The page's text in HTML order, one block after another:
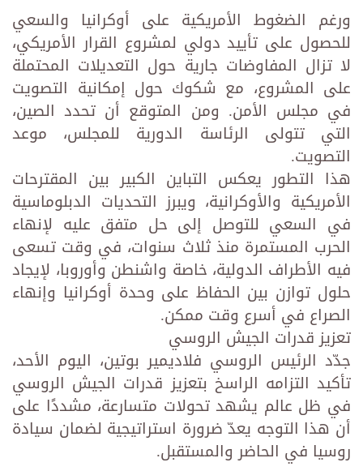
ورغم الضغوط الأمريكية على أوكرانيا والسعي
للحصول على تأييد دولي لمشروع القرار الأمريكي،
لا تزال المفاوضات جارية حول التعديلات المحتملة
على المشروع، مع شكوك حول إمكانية التصويت
في مجلس الأمن. ومن المتوقع أن تحدد الصين،
التي تتولى الرئاسة الدورية للمجلس، موعد
التصويت.
هذا التطور يعكس التباين الكبير بين المقترحات
الأمريكية والأوكرانية، ويبرز التحديات الدبلوماسية
في السعي للتوصل إلى حل متفق عليه لإنهاء
الحرب المستمرة منذ ثلاث سنوات، في وقت تسعى
فيه الأطراف الدولية، خاصة واشنطن وأوروبا، لإيجاد
حلول توازن بين الحفاظ على وحدة أوكرانيا وإنهاء
الصراع في أسرع وقت ممكن.
تعزيز قدرات الجيش الروسي
جدّد الرئيس الروسي فلاديمير بوتين، اليوم الأحد،
تأكيد التزامه الراسخ بتعزيز قدرات الجيش الروسي
في ظل عالم يشهد تحولات متسارعة، مشددًا على
أن هذا التوجه يعدّ ضرورة استراتيجية لضمان سيادة
روسيا في الحاضر والمستقبل.